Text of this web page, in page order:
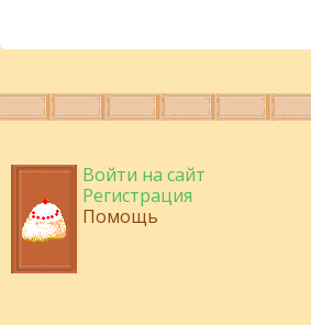
Войти на сайт
Регистрация
Помощь